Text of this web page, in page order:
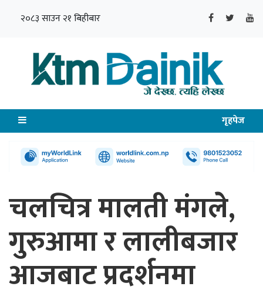
२०८३ साउन २१ बिहीबार
गृहपेज
चलचित्र मालती मंगले,
गुरुआमा र लालीबजार
आजबाट प्रदर्शनमा